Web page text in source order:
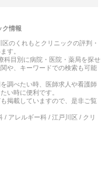
ク情報
区のくれもとクリニックの評判・
す。
科目別に病院・医院・薬局を探せ
や、キーワードでの検索も可能
調べたい時、医師求人や看護師
い時に便利です。
掲載していますので、是非ご覧
/ アレルギー科 / 江戸川区 / クリ